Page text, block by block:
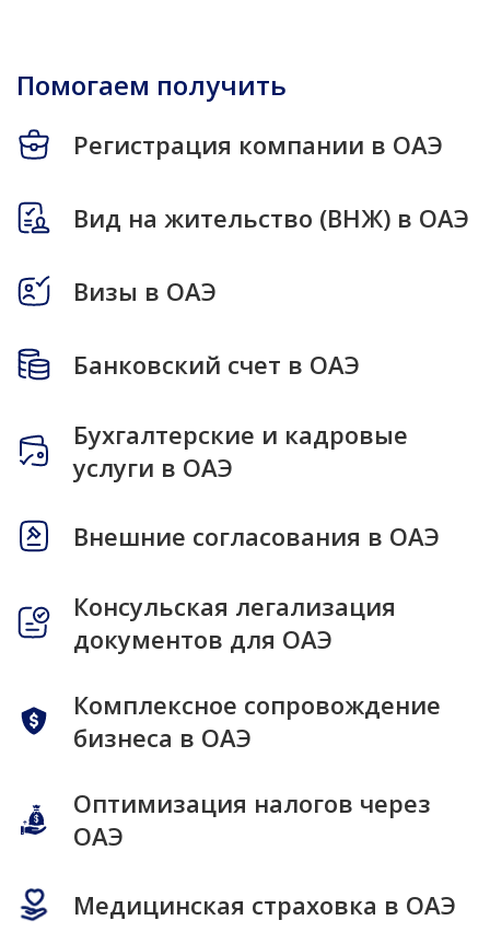
Помогаем получить
Регистрация компании в ОАЭ
Вид на жительство (ВНЖ) в ОАЭ
Визы в ОАЭ
Банковский счет в ОАЭ
Бухгалтерские и кадровые
услуги в ОАЭ
Внешние согласования в ОАЭ
Консульская легализация
документов для ОАЭ
Комплексное сопровождение
бизнеса в ОАЭ
Оптимизация налогов через
ОАЭ
Медицинская страховка в ОАЭ